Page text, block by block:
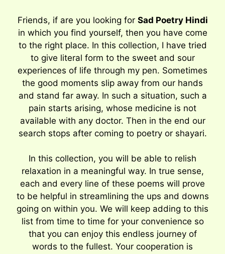
Friends, if are you looking for Sad Poetry Hindi
in which you find yourself, then you have come
to the right place. In this collection, I have tried
to give literal form to the sweet and sour
experiences of life through my pen. Sometimes
the good moments slip away from our hands
and stand far away. In such a situation, such a
pain starts arising, whose medicine is not
available with any doctor. Then in the end our
search stops after coming to poetry or shayari.
In this collection, you will be able to relish
relaxation in a meaningful way. In true sense,
each and every line of these poems will prove
to be helpful in streamlining the ups and downs
going on within you. We will keep adding to this
list from time to time for your convenience so
that you can enjoy this endless journey of
words to the fullest. Your cooperation is